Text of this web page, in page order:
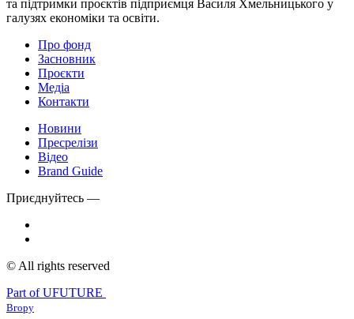
та підтримки проєктів підприємця Василя Хмельницького у
галузях економіки та освіти.
Про фонд
Засновник
Проєкти
Медіа
Контакти
Новини
Пресрелізи
Відео
Brand Guide
Приєднуйтесь —
© All rights reserved
Part of UFUTURE
Вгору